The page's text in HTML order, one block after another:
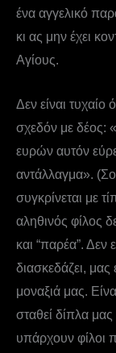
ένα αγγελικό
κι ας μην έχει
Αγίους.
Δεν είναι τυχαίο
σχεδόν με δέος:
ευρών αυτόν
αντάλλαγμα».
συγκρίνεται με
αληθινός φίλος
και “παρέα”.
διασκεδάζει, μας
μοναξιά μας.
σταθεί δίπλα
υπάρχουν φίλοι